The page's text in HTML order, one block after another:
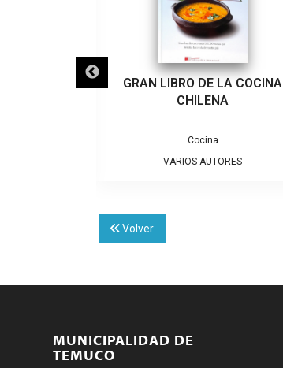
GRAN LIBRO DE LA COCINA
CHILENA
Cocina
VARIOS AUTORES
Volver
MUNICIPALIDAD DE
TEMUCO